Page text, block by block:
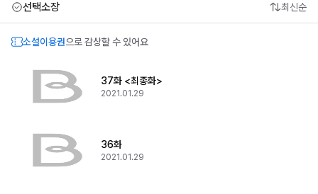
선택소장 최신순
소설이용권으로 감상할 수 있어요
37화 <최종화>
2021.01.29
36화
2021.01.29